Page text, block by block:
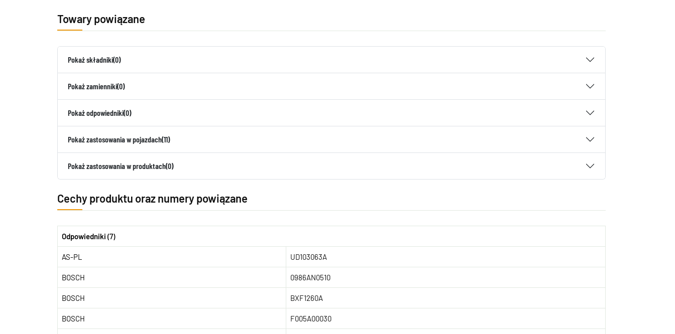
Towary powiązane
Pokaż składniki(0)
Pokaż zamienniki(0)
Pokaż odpowiedniki(0)
Pokaż zastosowania w pojazdach(11)
Pokaż zastosowania w produktach(0)
Cechy produktu oraz numery powiązane
Odpowiedniki (7)
AS-PL UD103063A
BOSCH 0986AN0510
BOSCH BXF1260A
BOSCH F005A00030